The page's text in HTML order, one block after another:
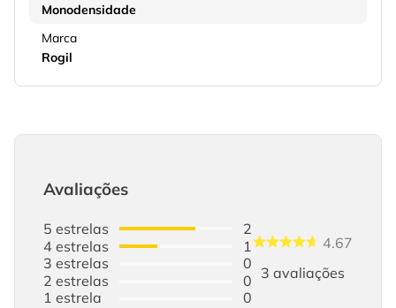
Monodensidade
Marca
Rogil
Avaliações
5estrelas
4estrelas
3estrelas
2estrelas
1estrela
2
1
0
0
0
4.67
3 avaliações